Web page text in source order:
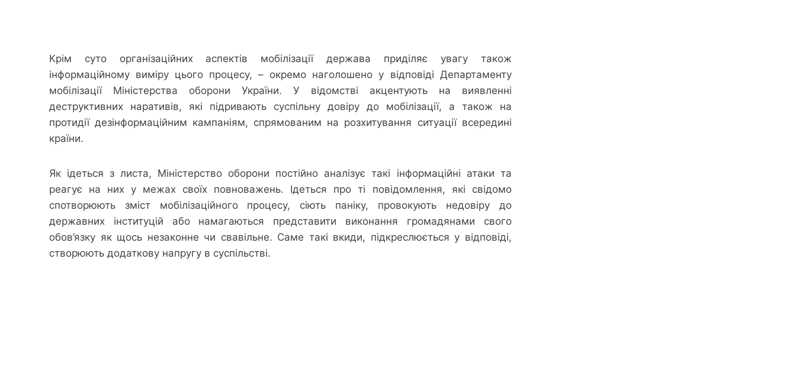
Крім суто організаційних аспектів мобілізації держава приділяє увагу також
інформаційному виміру цього процесу, – окремо наголошено у відповіді Департаменту
мобілізації Міністерства оборони України. У відомстві акцентують на виявленні
деструктивних наративів, які підривають суспільну довіру до мобілізації, а також на
протидії дезінформаційним кампаніям, спрямованим на розхитування ситуації всередині
країни.
Як ідеться з листа, Міністерство оборони постійно аналізує такі інформаційні атаки та
реагує на них у межах своїх повноважень. Ідеться про ті повідомлення, які свідомо
спотворюють зміст мобілізаційного процесу, сіють паніку, провокують недовіру до
державних інституцій або намагаються представити виконання громадянами свого
обов’язку як щось незаконне чи свавільне. Саме такі вкиди, підкреслюється у відповіді,
створюють додаткову напругу в суспільстві.